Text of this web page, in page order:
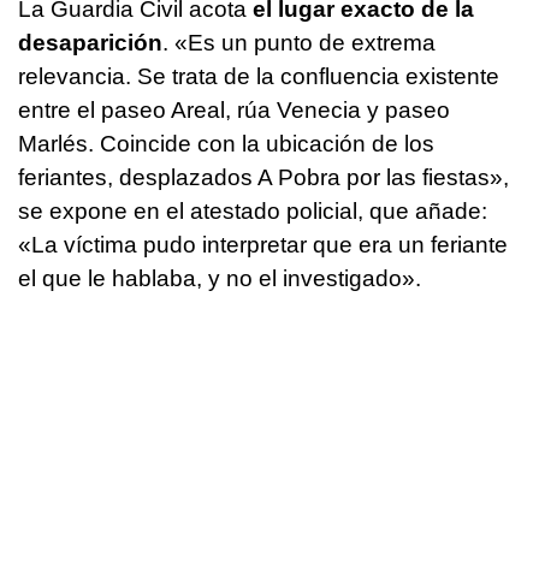
La Guardia Civil acota el lugar exacto de la
desaparición. «Es un punto de extrema
relevancia. Se trata de la confluencia existente
entre el paseo Areal, rúa Venecia y paseo
Marlés. Coincide con la ubicación de los
feriantes, desplazados A Pobra por las fiestas»,
se expone en el atestado policial, que añade:
«La víctima pudo interpretar que era un feriante
el que le hablaba, y no el investigado».